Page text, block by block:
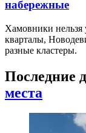
набережные
Хамовники
кварталы,
разные кластеры.
Последние
места